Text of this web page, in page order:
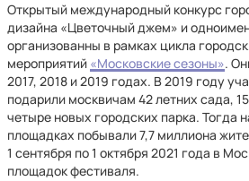
Открытый международный конкурс
дизайна «Цветочный джем» и
организованны в рамках цикла
мероприятий «Московские сезоны».
2017, 2018 и 2019 годах. В 2019 году
подарили москвичам 42 летних сада,
четыре новых городских парка. Тогда
площадках побывали 7,7 миллиона
1 сентября по 1 октября 2021 года в
площадок фестиваля.